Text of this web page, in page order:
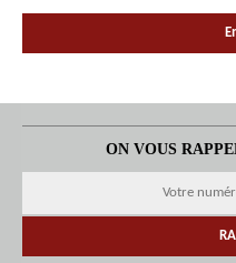
ON VOUS